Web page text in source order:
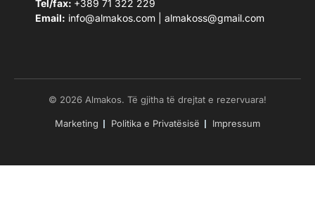
Tel/fax: +389 71 322 229
Email: info@almakos.com almakoss@gmail.com
© 2026 Almakos. Të gjitha të drejtat e rezervuara!
Marketing Politika e Privatësisë Impressum